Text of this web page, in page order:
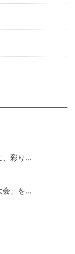
、彩り...
会」を...